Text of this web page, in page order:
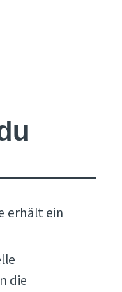
erhält ein
die